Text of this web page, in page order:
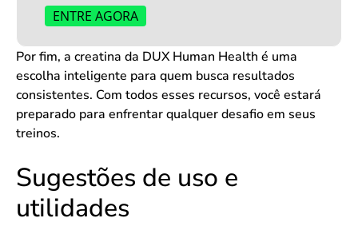
ENTRE AGORA
Por fim, a creatina da DUX Human Health é uma
escolha inteligente para quem busca resultados
consistentes. Com todos esses recursos, você estará
preparado para enfrentar qualquer desafio em seus
treinos.
Sugestões de uso e
utilidades